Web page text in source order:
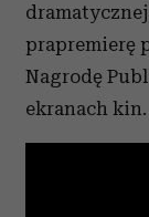
prapremierę
Nagrodę
ekranach kin.